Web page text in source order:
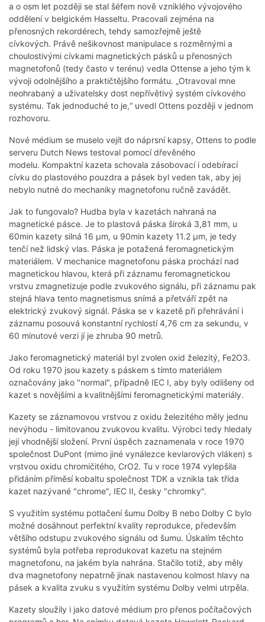
a o osm let později se stal šéfem nově vzniklého vývojového
oddělení v belgickém Hasseltu. Pracovali zejména na
přenosných rekordérech, tehdy samozřejmě ještě
cívkových. Právě nešikovnost manipulace s rozměrnými a
choulostivými cívkami magnetických pásků u přenosných
magnetofonů (tedy často v terénu) vedla Ottense a jeho tým k
vývoji odolnějšího a praktičtějšího formátu. „Otravoval mne
neohrabaný a uživatelsky dost nepřívětivý systém cívkového
systému. Tak jednoduché to je,“ uvedl Ottens později v jednom
rozhovoru.
Nové médium se muselo vejít do náprsní kapsy, Ottens to podle
serveru Dutch News testoval pomocí dřevěného
modelu. Kompaktní kazeta schovala zásobovací i odebírací
cívku do plastového pouzdra a pásek byl veden tak, aby jej
nebylo nutné do mechaniky magnetofonu ručně zavádět.
Jak to fungovalo? Hudba byla v kazetách nahraná na
magnetické pásce. Je to plastová páska široká 3,81 mm, u
60min kazety silná 16 µm, u 90min kazety 11.2 µm, je tedy
tenčí než lidský vlas. Páska je potažená feromagnetickým
materiálem. V mechanice magnetofonu páska prochází nad
magnetickou hlavou, která při záznamu feromagnetickou
vrstvu zmagnetizuje podle zvukového signálu, při záznamu pak
stejná hlava tento magnetismus snímá a přetváří zpět na
elektrický zvukový signál. Páska se v kazetě při přehrávání i
záznamu posouvá konstantní rychlostí 4,76 cm za sekundu, v
60 minutové verzi jí je zhruba 90 metrů.
Jako feromagnetický materiál byl zvolen oxid železitý, Fe2O3.
Od roku 1970 jsou kazety s páskem s tímto materiálem
označovány jako "normal", případně IEC I, aby byly odlišeny od
kazet s novějšími a kvalitnějšími feromagnetickými materiály.
Kazety se záznamovou vrstvou z oxidu železitého měly jednu
nevýhodu - limitovanou zvukovou kvalitu. Výrobci tedy hledaly
její vhodnější složení. První úspěch zaznamenala v roce 1970
společnost DuPont (mimo jiné vynálezce kevlarových vláken) s
vrstvou oxidu chromičitého, CrO2. Tu v roce 1974 vylepšila
přidáním příměsí kobaltu společnost TDK a vznikla tak třída
kazet nazývané "chrome", IEC II, česky "chromky".
S využitím systému potlačení šumu Dolby B nebo Dolby C bylo
možné dosáhnout perfektní kvality reprodukce, především
většího odstupu zvukového signálu od šumu. Úskalím těchto
systémů byla potřeba reprodukovat kazetu na stejném
magnetofonu, na jakém byla nahrána. Stačilo totiž, aby měly
dva magnetofony nepatrně jinak nastavenou kolmost hlavy na
pásek a kvalita zvuku s využitím systému Dolby velmi utrpěla.
Kazety sloužily i jako datové médium pro přenos počítačových